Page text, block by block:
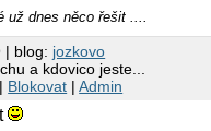
už dnes něco řešit ....
| blog: jozkovo
a kdovico jeste...
| Blokovat |Admin